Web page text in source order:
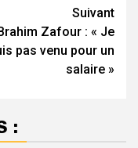
Suivant
Zafour : « Je
pas venu pour un
salaire »
: